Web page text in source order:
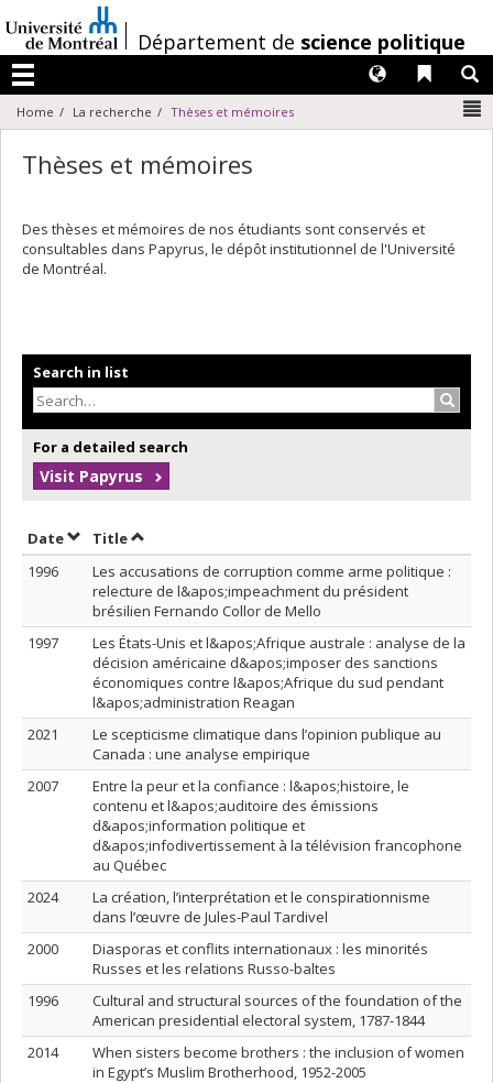
au
contenu
/Département de science politique
Menu
Liens
Langues
Home La recherche Thèses et mémoires
Thèses et mémoires
Des thèses et mémoires de nos étudiants sont conservés et
consultables dans Papyrus, le dépôt institutionnel de l'Université
de Montréal.
Search in list
For a detailed search
Visit Papyrus
DateSort by date in ascending order
TitleSort by title in ascending order
1996
Les accusations de corruption comme arme politique :
relecture de l&apos;impeachment du président
brésilien Fernando Collor de Mello
1997
Les États-Unis et l&apos;Afrique australe : analyse de la
décision américaine d&apos;imposer des sanctions
économiques contre l&apos;Afrique du sud pendant
l&apos;administration Reagan
2021
Le scepticisme climatique dans l’opinion publique au
Canada : une analyse empirique
2007
Entre la peur et la confiance : l&apos;histoire, le
contenu et l&apos;auditoire des émissions
d&apos;information politique et
d&apos;infodivertissement à la télévision francophone
au Québec
2024
La création, l’interprétation et le conspirationnisme
dans l’œuvre de Jules-Paul Tardivel
2000
Diasporas et conflits internationaux : les minorités
Russes et les relations Russo-baltes
1996
Cultural and structural sources of the foundation of the
American presidential electoral system, 1787-1844
2014
When sisters become brothers : the inclusion of women
in Egypt’s Muslim Brotherhood, 1952-2005